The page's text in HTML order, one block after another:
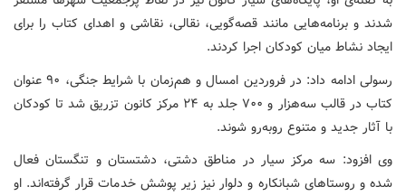
شدند و برنامه‌هایی مانند قصه‌گویی، نقالی، نقاشی و اهدای کتاب را برای
ایجاد نشاط میان کودکان اجرا کردند.
رسولی ادامه داد: در فروردین امسال و هم‌زمان با شرایط جنگی، ۹۰ عنوان
کتاب در قالب سه‌هزار و ۷۰۰ جلد به ۲۴ مرکز کانون تزریق شد تا کودکان
با آثار جدید و متنوع روبه‌رو شوند.
وی افزود: سه مرکز سیار در مناطق دشتی، دشتستان و تنگستان فعال
شده و روستاهای شبانکاره و دلوار نیز زیر پوشش خدمات قرار گرفته‌اند. او